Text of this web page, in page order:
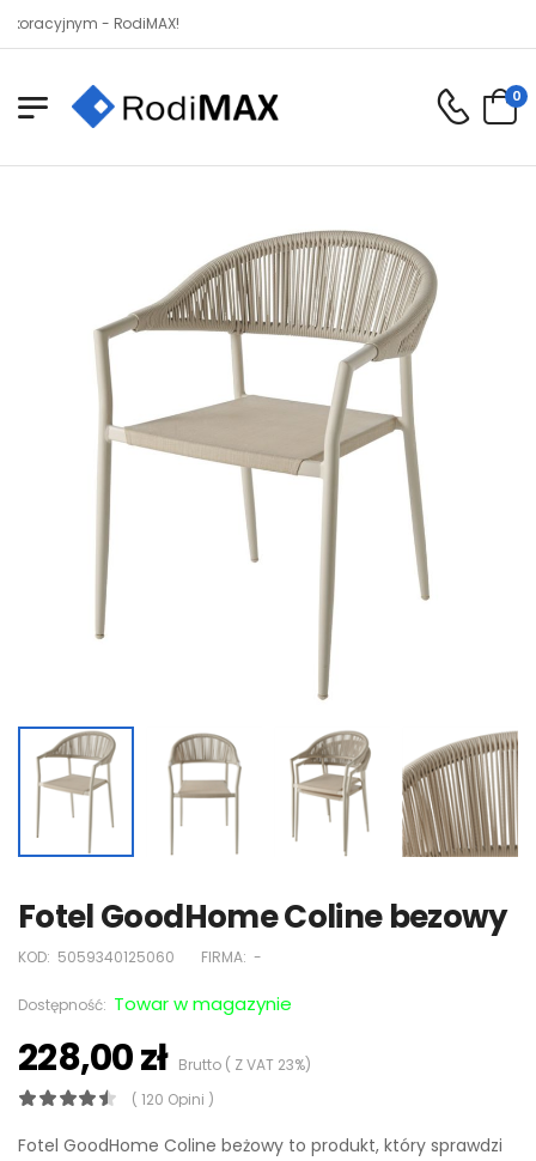
- RodiMAX!
0
Fotel GoodHome Coline bezowy
KOD: 5059340125060 FIRMA: -
Dostępność: Towar w magazynie
228,00 złBrutto ( Z VAT 23%)
( 120 Opini )
Fotel GoodHome Coline beżowy to produkt, który sprawdzi